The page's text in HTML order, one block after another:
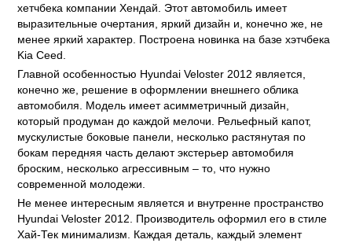
хетчбека компании Хендай. Этот автомобиль имеет
выразительные очертания, яркий дизайн и, конечно же, не
менее яркий характер. Построена новинка на базе хэтчбека
Kia Ceed.
Главной особенностью Hyundai Veloster 2012 является,
конечно же, решение в оформлении внешнего облика
автомобиля. Модель имеет асимметричный дизайн,
который продуман до каждой мелочи. Рельефный капот,
мускулистые боковые панели, несколько растянутая по
бокам передняя часть делают экстерьер автомобиля
броским, несколько агрессивным – то, что нужно
современной молодежи.
Не менее интересным является и внутренне пространство
Hyundai Veloster 2012. Производитель оформил его в стиле
Хай-Тек минимализм. Каждая деталь, каждый элемент